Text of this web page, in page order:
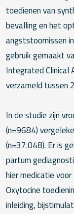
toedienen van
bevalling en het
angststoornissen
gebruik gemaakt
Integrated Clinical
verzameld tussen
In de studie zijn
(n=9684)
(n=37.048). Er is
partum
hier medicatie
Oxytocine
inleiding,